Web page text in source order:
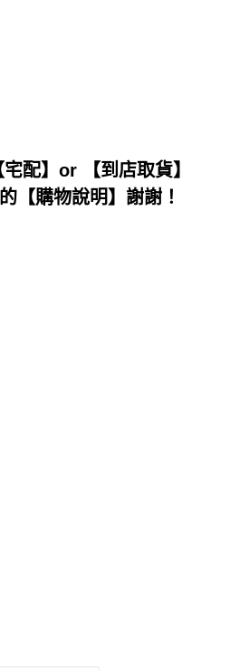
配】or 【到店取貨】
【購物說明】謝謝！